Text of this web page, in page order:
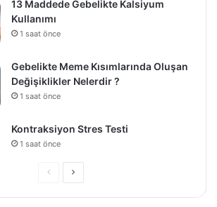
13 Maddede Gebelikte Kalsiyum
Kullanımı
1 saat önce
Gebelikte Meme Kısımlarında Oluşan
Değişiklikler Nelerdir ?
1 saat önce
Kontraksiyon Stres Testi
1 saat önce
Önceki